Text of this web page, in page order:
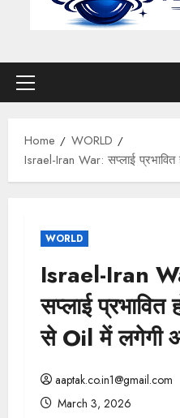
Primary
Home
WORLD
Israel-Iran War: सप्लाई
WORLD
Israel-Iran
सप्लाई प्रभावित
से Oil में लगेगी
aaptak.co.in1@gmail.com
March 3, 2026